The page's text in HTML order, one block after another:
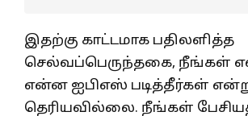
இதற்கு காட்டமாக பதிலளித்த
செல்வப்பெருந்தகை, நீங்கள்
என்ன ஐபிஎஸ் படித்தீர்கள்
தெரியவில்லை. நீங்கள்